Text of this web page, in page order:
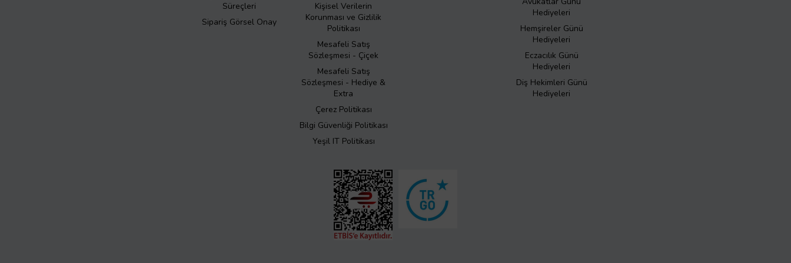
Süreçleri
Sipariş Görsel Onay
Kişisel Verilerin
Korunması ve Gizlilik
Politikası
Mesafeli Satış
Sözleşmesi - Çiçek
Mesafeli Satış
Sözleşmesi - Hediye &
Extra
Çerez Politikası
Bilgi Güvenliği Politikası
Yeşil IT Politikası
Hediyeleri
Hemşireler Günü
Hediyeleri
Eczacılık Günü
Hediyeleri
Diş Hekimleri Günü
Hediyeleri